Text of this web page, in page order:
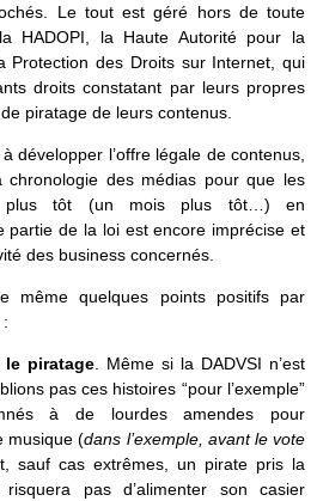
Le tout est géré hors de toute
HADOPI, la Haute Autorité pour la
Protection des Droits sur Internet, qui
droits constatant par leurs propres
piratage de leurs contenus.
développer l’offre légale de contenus,
chronologie des médias pour que les
plus tôt (un mois plus tôt…) en
partie de la loi est encore imprécise et
des business concernés.
même quelques points positifs par
piratage. Même si la DADVSI n’est
pas ces histoires “pour l’exemple”
à de lourdes amendes pour
musique (dans l’exemple, avant le vote
sauf cas extrêmes, un pirate pris la
pas d’alimenter son casier